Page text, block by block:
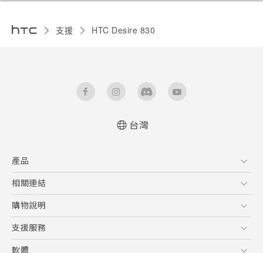
支援 HTC Desire 830‎
English - User manual
台灣
產品
5G
智慧型手機
配件
相關連結
HTC Research
購物說明
購物須知
訂單管理
支援服務
到府收送維修服務
軟體